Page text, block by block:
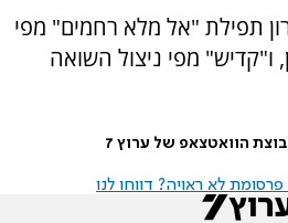
תפילת "אל מלא רחמים" מפי
ו"קדיש" מפי ניצול השואה
הוואטצאפ של ערוץ 7
לא ראויה? דווחו לנו